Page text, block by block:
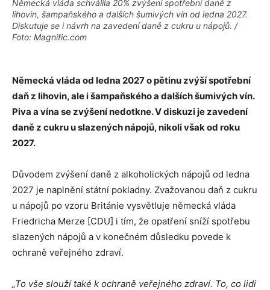
Německá vláda schválila 20% zvýšení spotřební daně z
lihovin, šampaňského a dalších šumivých vín od ledna 2027.
Diskutuje se i návrh na zavedení daně z cukru u nápojů. /
Foto: Magnific.com
Německá vláda od ledna 2027 o pětinu zvýší spotřební
daň z lihovin, ale i šampaňského a dalších šumivých vín.
Piva a vína se zvýšení nedotkne. V diskuzi je zavedení
daně z cukru u slazených nápojů, nikoli však od roku
2027.
Důvodem zvýšení daně z alkoholických nápojů od ledna
2027 je naplnění státní pokladny. Zvažovanou daň z cukru
u nápojů po vzoru Británie vysvětluje německá vláda
Friedricha Merze [CDU] i tím, že opatření sníží spotřebu
slazených nápojů a v konečném důsledku povede k
ochraně veřejného zdraví.
„To vše slouží také k ochraně veřejného zdraví. To, co lidi